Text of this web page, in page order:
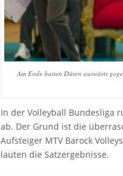
Am Ende hatten Düren auswärts
In der Volleyball Bundesliga
ab. Der Grund ist die
Aufsteiger MTV Barock
lauten die Satzergebnisse.